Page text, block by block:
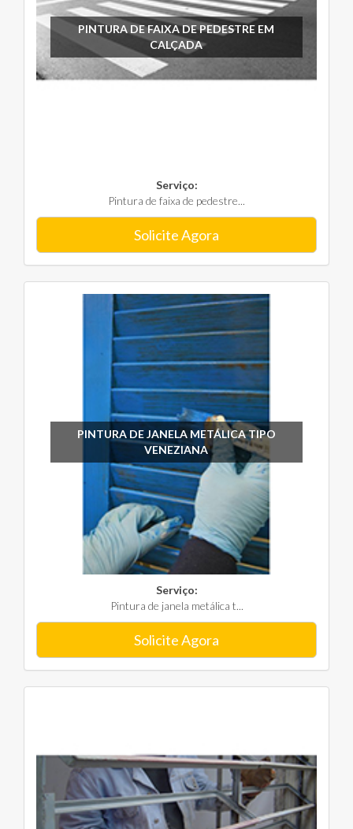
PINTURA DE FAIXA DE PEDESTRE EM
CALÇADA
Serviço:
Pintura de faixa de pedestre...
Solicite Agora
PINTURA DE JANELA METÁLICA TIPO
VENEZIANA
Serviço:
Pintura de janela metálica t...
Solicite Agora